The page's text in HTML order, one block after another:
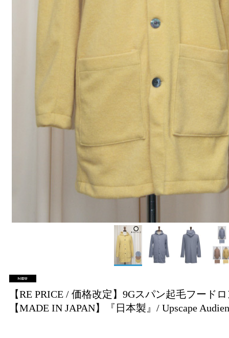
【RE PRICE / 価格改定】9Gスパン起毛フード
【MADE IN JAPAN】『日本製』/ Upscape